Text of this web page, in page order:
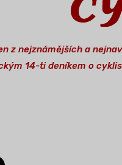
z nejznámějších a
14-ti deníkem o